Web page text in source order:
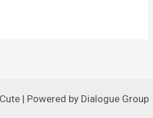
| Powered by Dialogue Group